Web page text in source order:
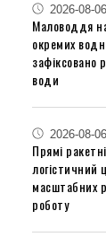
2026-08-06
Маловоддя
окремих
зафіксовано
води
2026-08-06
Прямі
логістичний
масштабних
роботу